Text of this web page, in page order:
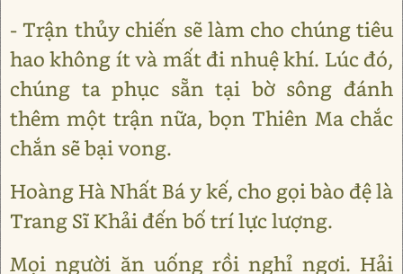
- Trận thủy chiến sẽ làm cho chúng tiêu
hao không ít và mất đi nhuệ khí. Lúc đó,
chúng ta phục sẵn tại bờ sông đánh
thêm một trận nữa, bọn Thiên Ma chắc
chắn sẽ bại vong.
Hoàng Hà Nhất Bá y kế, cho gọi bào đệ là
Trang Sĩ Khải đến bố trí lực lượng.
Mọi người ăn uống rồi nghỉ ngơi. Hải